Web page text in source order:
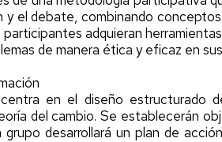
el debate, combinando
adquieran
de manera ética y eficaz en
en el diseño estructurado
del cambio. Se establecerán
grupo desarrollará un plan de